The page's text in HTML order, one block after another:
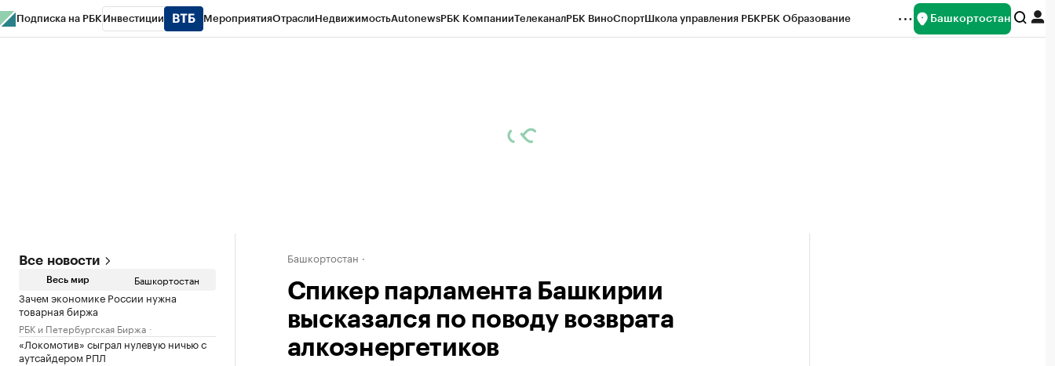
Подписка на РБК Инвестиции МероприятияОтраслиНедвижимостьAutonewsРБК КомпанииТелеканалРБК ВиноСпортШкола управления РБКРБК Образование Башкортостан
Все новости
Весь мир Башкортостан
Зачем экономике России нужна
товарная биржа
РБК и Петербургская Биржа
«Локомотив» сыграл нулевую ничью с
аутсайдером РПЛ
Башкортостан
Спикер парламента Башкирии
высказался по поводу возврата
алкоэнергетиков